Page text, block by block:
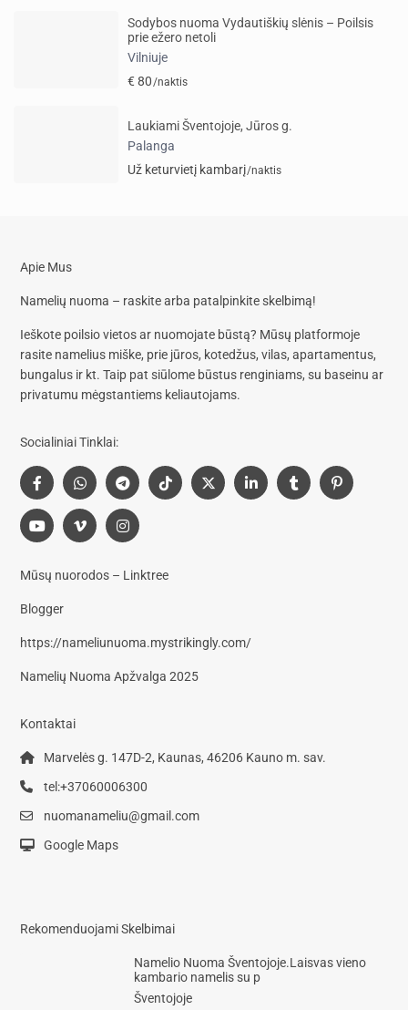
Sodybos nuoma Vydautiškių slėnis – Poilsis
prie ežero netoli
Vilniuje
€ 80/naktis
Laukiami Šventojoje, Jūros g.
Palanga
Už keturvietį kambarį/naktis
Apie Mus
Namelių nuoma – raskite arba patalpinkite skelbimą!
Ieškote poilsio vietos ar nuomojate būstą? Mūsų platformoje
rasite namelius miške, prie jūros, kotedžus, vilas, apartamentus,
bungalus ir kt. Taip pat siūlome būstus renginiams, su baseinu ar
privatumu mėgstantiems keliautojams.
Socialiniai Tinklai:
Mūsų nuorodos – Linktree
Blogger
https://nameliunuoma.mystrikingly.com/
Namelių Nuoma Apžvalga 2025
Kontaktai
Marvelės g. 147D-2, Kaunas, 46206 Kauno m. sav.
tel:+37060006300
nuomanameliu@gmail.com
Google Maps
Rekomenduojami Skelbimai
Namelio Nuoma Šventojoje.Laisvas vieno
kambario namelis su p
Šventojoje